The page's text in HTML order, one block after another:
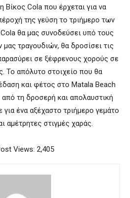
Βίκος Cola που έρχεται για να
της γεύση το τριήμερο των
θα μας συνοδεύσει υπό τους
τραγουδιών, θα δροσίσει τις
σε ξέφρενους χορούς σε
Το απόλυτο στοιχείο που θα
και φέτος στο Matala Beach
από τη δροσερή και απολαυστική
για ένα αξέχαστο τριήμερο γεμάτο
αμέτρητες στιγμές χαράς.
Views: 2,405